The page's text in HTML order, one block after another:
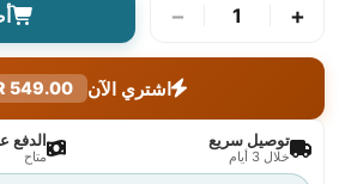
+
1
−
اشتري الآن 549.00 QAR
توصيل سريع
خلال 3 أيام
الدفع
متاح